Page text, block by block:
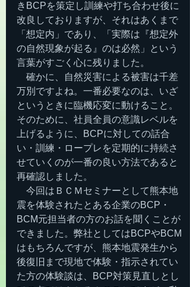
きBCPを策定し訓練や打ち合わせ後に
改良しておりますが、それはあくまで
「想定内」であり、「実際は『想定外
の自然現象が起る』のは必然」という
言葉がすごく心に残りました。
確かに、自然災害による被害は千差
万別ですよね。一番必要なのは、いざ
というときに臨機応変に動けること。
そのために、社員全員の意識レベルを
上げるように、BCPに対しての話合
い・訓練・ロープレを定期的に持続さ
せていくのが一番の良い方法であると
再確認しました。
今回はＢＣＭセミナーとして熊本地
震を体験されたとある企業のBCP・
BCM元担当者の方のお話を聞くことが
できました。弊社としてはBCPやBCM
はもちろんですが、熊本地震発生から
後復旧まで現地で体験・指示されてい
た方の体験談は、BCP対策見直しとし